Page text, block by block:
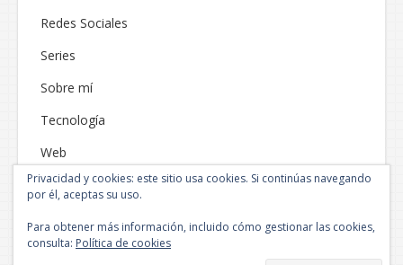
Redes Sociales
Series
Sobre mí
Tecnología
Web
Privacidad y cookies: este sitio usa cookies. Si continúas navegando
por él, aceptas su uso.
Para obtener más información, incluido cómo gestionar las cookies,
consulta: Política de cookies